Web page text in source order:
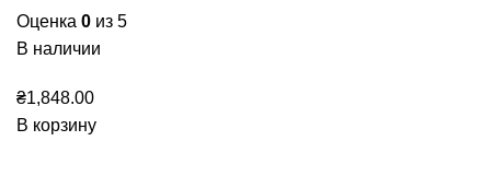
Оценка 0 из 5
В наличии
₴1,848.00
В корзину